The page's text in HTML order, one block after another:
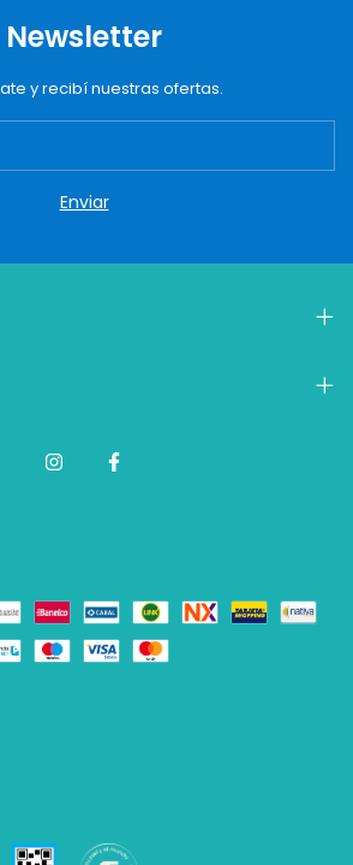
Newsletter
y recibí nuestras ofertas.